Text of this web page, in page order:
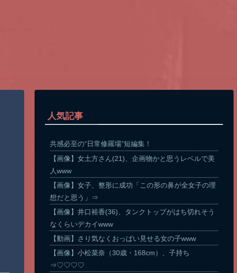
人気記事
共感必至の“日常修羅場”短編集！
【画像】女土方さん(21)、企画物かと思うレベルで美
人www
【画像】女子、整形に成功「この形の鼻が全女子の理
想だと思う」⇒
【画像】井口裕香(36)、タンクトップがはち切れそう
なくらいデカイwww
【動画】さり気なくおっぱい見せる女の子www
【画像】小松菜奈（30歳・168cm）、子持ち
⇒♡♡♡♡